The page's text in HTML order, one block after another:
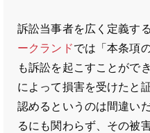
訴訟当事者を広く定義す
ークランドでは「本条項
も訴訟を起こすことがで
によって損害を受けたと
認めるというのは間違い
るにも関わらず、その被